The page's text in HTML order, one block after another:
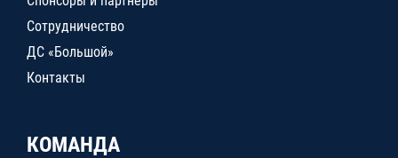
Сотрудничество
ДС «Большой»
Контакты
КОМАНДА